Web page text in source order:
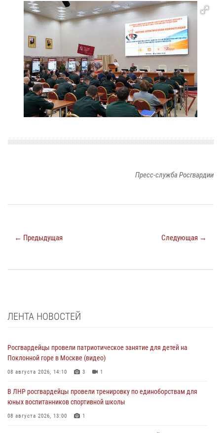
Пресс-служба Росгвардии
← Предыдущая Следующая →
ЛЕНТА НОВОСТЕЙ
Росгвардейцы провели патриотическое занятие для детей на
Поклонной горе в Москве (видео)
08 августа 2026, 14:10 3 1
В ЛНР росгвардейцы провели тренировку по единоборствам для
юных воспитанников спортивной школы
08 августа 2026, 13:00 1